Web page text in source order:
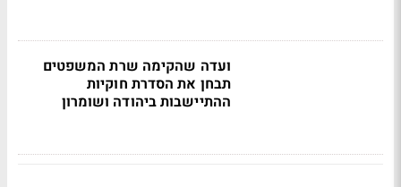
ועדה שהקימה שרת המשפטים
תבחן את הסדרת חוקיות
ההתיישבות ביהודה ושומרון